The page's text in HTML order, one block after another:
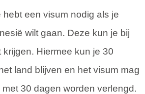
hebt een visum nodig als je
wilt gaan. Deze kun je bij
krijgen. Hiermee kun je 30
land blijven en het visum mag
met 30 dagen worden verlengd.